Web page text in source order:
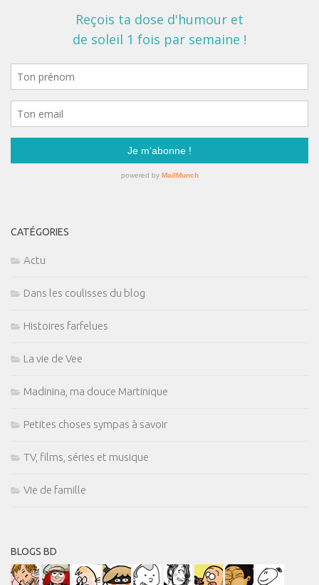
CATÉGORIES
Actu
Dans les coulisses du blog
Histoires farfelues
La vie de Vee
Madinina, ma douce Martinique
Petites choses sympas à savoir
TV, films, séries et musique
Vie de famille
BLOGS BD